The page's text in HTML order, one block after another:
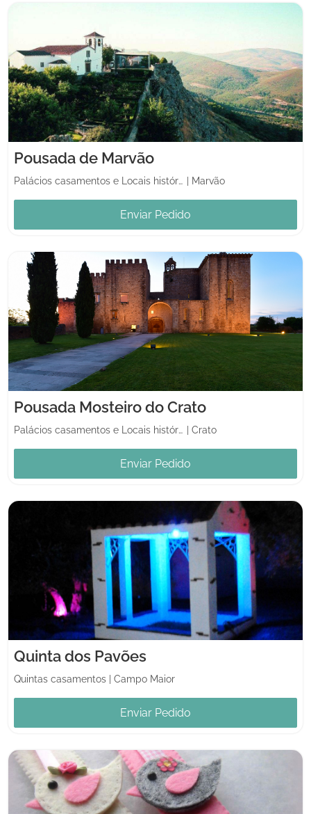
Pousada de Marvão
Palácios casamentos e Locais históricos Marvão
Enviar Pedido
Pousada Mosteiro do Crato
Palácios casamentos e Locais históricos Crato
Enviar Pedido
Quinta dos Pavões
Quintas casamentos Campo Maior
Enviar Pedido